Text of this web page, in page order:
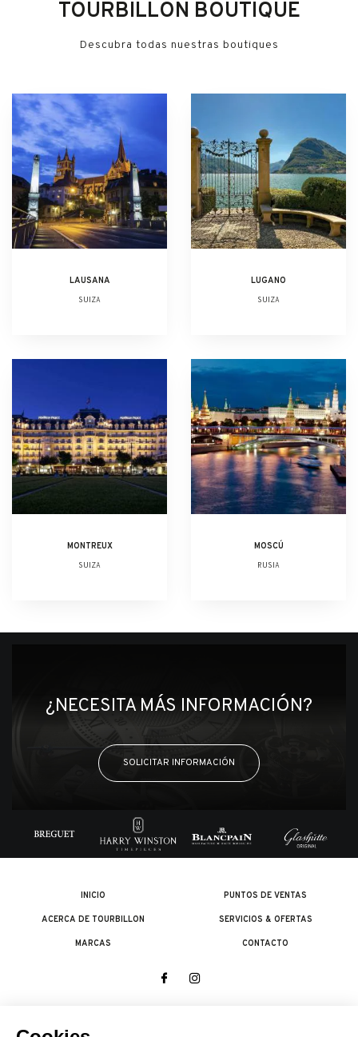
TOURBILLON BOUTIQUE
Descubra todas nuestras boutiques
LAUSANA
SUIZA
LUGANO
SUIZA
MONTREUX
SUIZA
MOSCÚ
RUSIA
¿NECESITA MÁS INFORMACIÓN?
SOLICITAR INFORMACIÓN
INICIO
ACERCA DE TOURBILLON
MARCAS
PUNTOS DE VENTAS
SERVICIOS & OFERTAS
CONTACTO